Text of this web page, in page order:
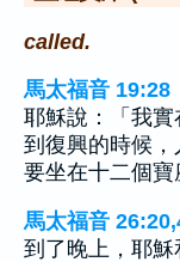
called.
馬太福音 19:28
耶穌說：「我實
到復興的時候
要坐在十二個寶
馬太福音
到了晚上，耶